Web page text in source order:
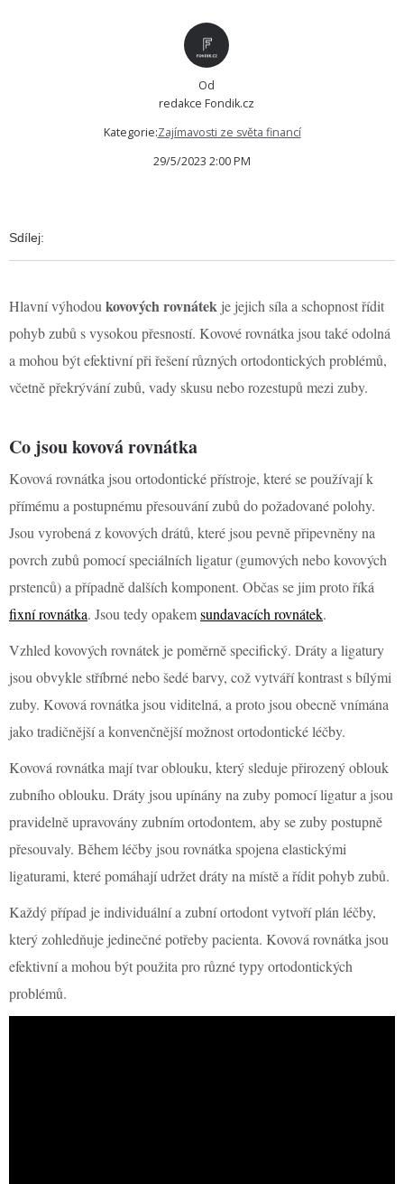
Od
redakce Fondik.cz
Kategorie:Zajímavosti ze světa financí
29/5/2023 2:00 PM
Sdílej:
Hlavní výhodou kovových rovnátek je jejich síla a schopnost řídit
pohyb zubů s vysokou přesností. Kovové rovnátka jsou také odolná
a mohou být efektivní při řešení různých ortodontických problémů,
včetně překrývání zubů, vady skusu nebo rozestupů mezi zuby.
Co jsou kovová rovnátka
Kovová rovnátka jsou ortodontické přístroje, které se používají k
přímému a postupnému přesouvání zubů do požadované polohy.
Jsou vyrobená z kovových drátů, které jsou pevně připevněny na
povrch zubů pomocí speciálních ligatur (gumových nebo kovových
prstenců) a případně dalších komponent. Občas se jim proto říká
fixní rovnátka. Jsou tedy opakemsundavacích rovnátek.
Vzhled kovových rovnátek je poměrně specifický. Dráty a ligatury
jsou obvykle stříbrné nebo šedé barvy, což vytváří kontrast s bílými
zuby. Kovová rovnátka jsou viditelná, a proto jsou obecně vnímána
jako tradičnější a konvenčnější možnost ortodontické léčby.
Kovová rovnátka mají tvar oblouku, který sleduje přirozený oblouk
zubního oblouku. Dráty jsou upínány na zuby pomocí ligatur a jsou
pravidelně upravovány zubním ortodontem, aby se zuby postupně
přesouvaly. Během léčby jsou rovnátka spojena elastickými
ligaturami, které pomáhají udržet dráty na místě a řídit pohyb zubů.
Každý případ je individuální a zubní ortodont vytvoří plán léčby,
který zohledňuje jedinečné potřeby pacienta. Kovová rovnátka jsou
efektivní a mohou být použita pro různé typy ortodontických
problémů.